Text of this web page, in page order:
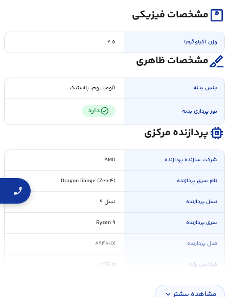
monitor_weightمشخصات فیزیکی
وزن (کیلوگرم) ۲.۵
surgicalمشخصات ظاهری
جنس بدنه آلومینیوم، پلاستیک
نور پردازی بدنه check_circleدارد
memoryپردازنده مرکزی
شرکت سازنده پردازنده AMD
نام سری پردازنده Dragon Range (Zen ۴)
نسل پردازنده نسل ۹
سری پردازنده Ryzen ۹
مدل پردازنده ۸۹۴۰HX
فرکانس پایه ۲.۴GHz
فرکانس افزایشی
مشاهده بیشترexpand_more